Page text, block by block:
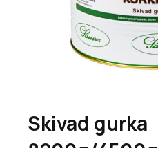
Skivad gurka